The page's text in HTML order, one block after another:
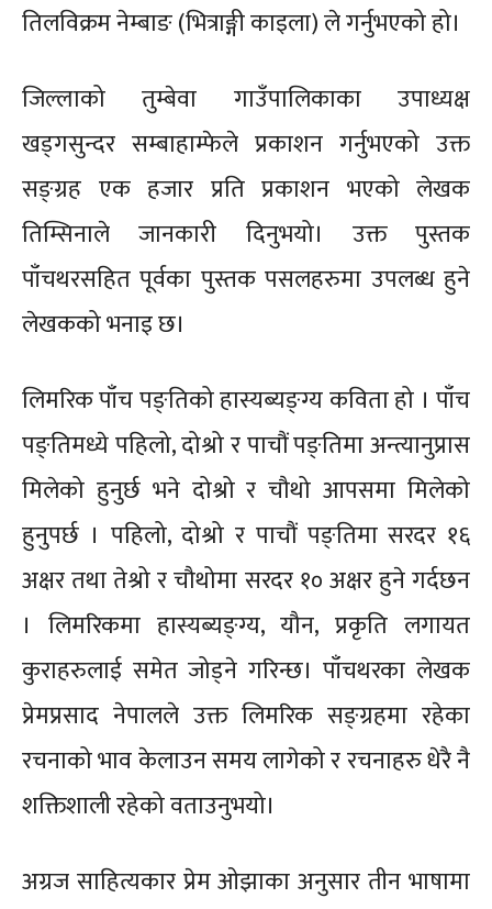
तिलविक्रम नेम्बाङ (भित्राङ्गी काइला) ले गर्नुभएको हो।
जिल्लाको तुम्बेवा गाउँपालिकाका उपाध्यक्ष
खड्गसुन्दर सम्बाहाम्फेले प्रकाशन गर्नुभएको उक्त
सङ्ग्रह एक हजार प्रति प्रकाशन भएको लेखक
तिम्सिनाले जानकारी दिनुभयो। उक्त पुस्तक
पाँचथरसहित पूर्वका पुस्तक पसलहरुमा उपलब्ध हुने
लेखकको भनाइ छ।
लिमरिक पाँच पङ्तिको हास्यब्यङ्ग्य कविता हो । पाँच
पङ्तिमध्ये पहिलो, दोश्रो र पाचौं पङ्तिमा अन्त्यानुप्रास
मिलेको हुनुर्छ भने दोश्रो र चौथो आपसमा मिलेको
हुनुपर्छ । पहिलो, दोश्रो र पाचौं पङ्तिमा सरदर १६
अक्षर तथा तेश्रो र चौथोमा सरदर १० अक्षर हुने गर्दछन
। लिमरिकमा हास्यब्यङ्ग्य, यौन, प्रकृति लगायत
कुराहरुलाई समेत जोड्ने गरिन्छ। पाँचथरका लेखक
प्रेमप्रसाद नेपालले उक्त लिमरिक सङ्ग्रहमा रहेका
रचनाको भाव केलाउन समय लागेको र रचनाहरु धेरै नै
शक्तिशाली रहेको वताउनुभयो।
अग्रज साहित्यकार प्रेम ओझाका अनुसार तीन भाषामा